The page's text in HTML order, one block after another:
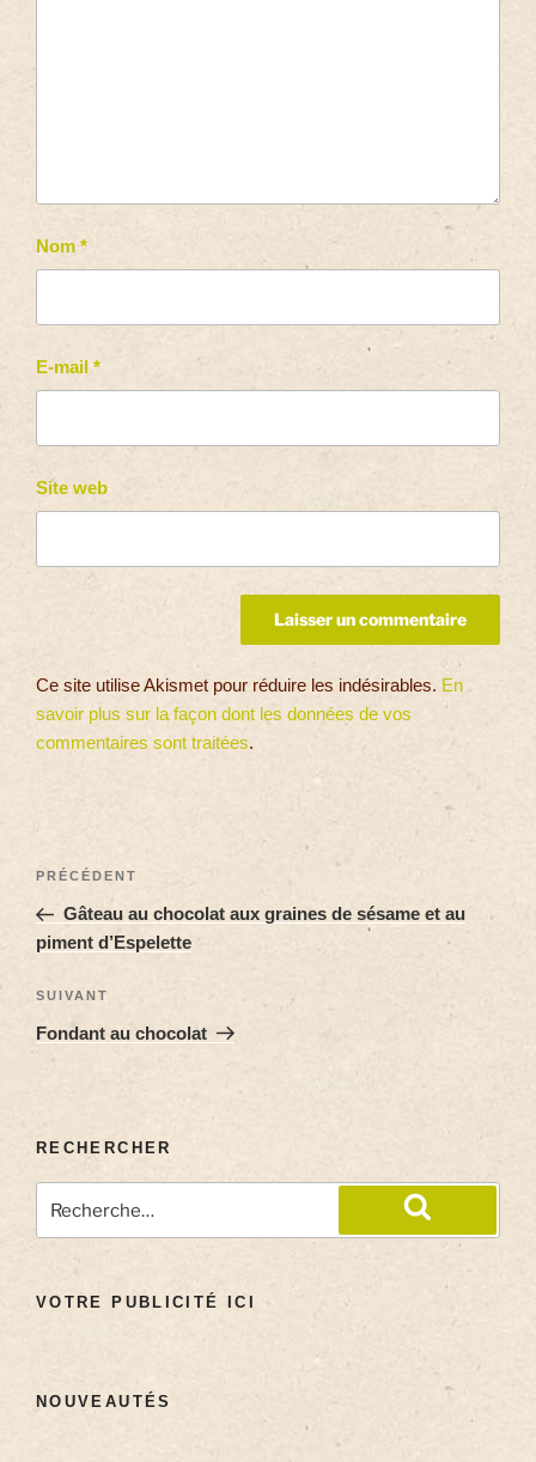
Nom *
E-mail *
Site web
Ce site utilise Akismet pour réduire les indésirables. En
savoir plus sur la façon dont les données de vos
commentaires sont traitées.
PRÉCÉDENT
Gâteau au chocolat aux graines de sésame et au
piment d’Espelette
SUIVANT
Fondant au chocolat
RECHERCHER
VOTRE PUBLICITÉ ICI
NOUVEAUTÉS